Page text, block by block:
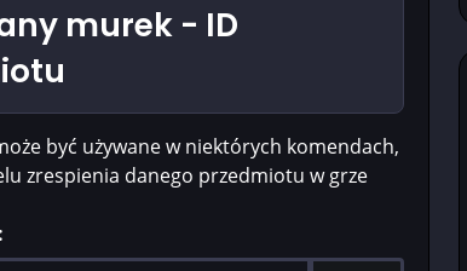
murek - ID
być używane w niektórych komendach,
zrespienia danego przedmiotu w grze